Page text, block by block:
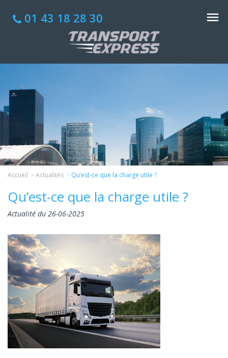
01 43 18 28 30
Accueil Actualités Qu’est-ce que la charge utile ?
Qu’est-ce que la charge utile ?
Actualité du 26-06-2025